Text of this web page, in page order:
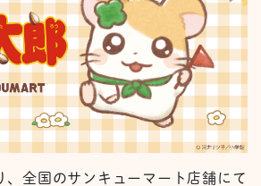
、全国のサンキューマート店舗にて